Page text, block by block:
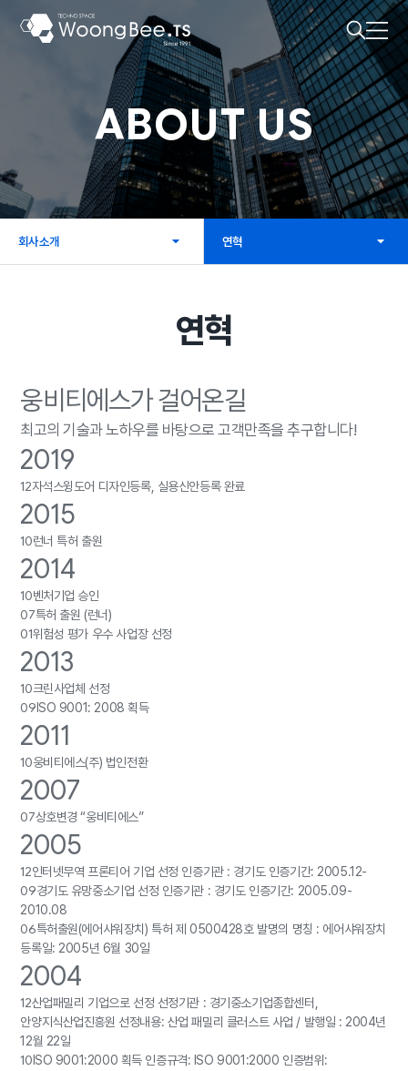
메인
ABOUT US
회사소개 연혁
연혁
웅비티에스가 걸어온길
최고의 기술과 노하우를 바탕으로 고객만족을 추구합니다!
2019
12자석스윙도어 디자인등록, 실용신안등록 완료
2015
10런너 특허 출원
2014
10벤처기업 승인
07특허 출원 (런너)
01위험성 평가 우수 사업장 선정
2013
10크린사업체 선정
09 ISO 9001: 2008 획득
2011
10웅비티에스(주) 법인전환
2007
07상호변경 “웅비티에스”
2005
12인터넷무역 프론티어 기업 선정 인증기관 : 경기도 인증기간: 2005.12-
09경기도 유망중소기업 선정 인증기관 : 경기도 인증기간: 2005.09-
2010.08
06특허출원(에어샤워장치) 특허 제 0500428호 발명의 명칭 : 에어샤워장치
등록일: 2005년 6월 30일
2004
12산업패밀리 기업으로 선정 선정기관 : 경기중소기업종합센터,
안양지식산업진흥원 선정내용: 산업 패밀리 클러스트 사업 / 발행일 : 2004년
12월 22일
10 ISO 9001:2000 획득인증규격: ISO 9001:2000 인증범위: